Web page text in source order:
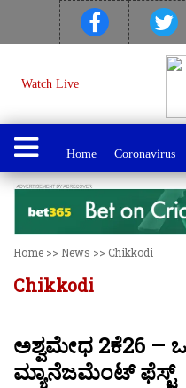
Watch Live
Home Coronavirus
Home >> News >> Chikkodi
Chikkodi
ಅಶ್ವಮೇಧ 2ಕೆ26 –
ಮ್ಯಾನೆಜಮೆಂಟ್ ಫೆಸ್ಟ್